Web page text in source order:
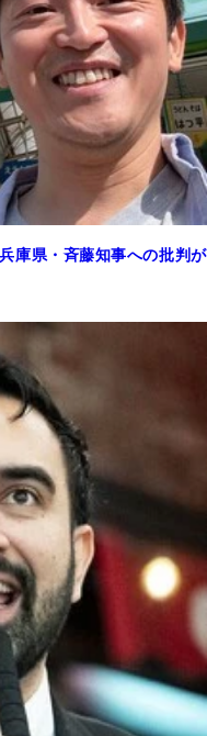
庫県・斉藤知事への批判が